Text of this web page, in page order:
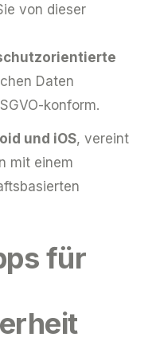
von dieser
Daten
konform.
und iOS, vereint
mit einem
für